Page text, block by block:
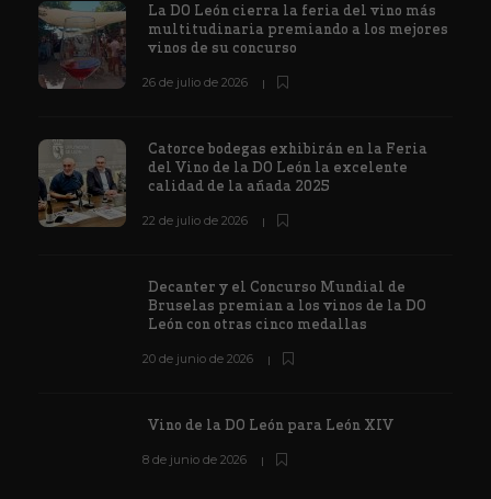
La DO León cierra la feria del vino más
multitudinaria premiando a los mejores
vinos de su concurso
26 de julio de 2026
Catorce bodegas exhibirán en la Feria
del Vino de la DO León la excelente
calidad de la añada 2025
22 de julio de 2026
Decanter y el Concurso Mundial de
Bruselas premian a los vinos de la DO
León con otras cinco medallas
20 de junio de 2026
Vino de la DO León para León XIV
8 de junio de 2026